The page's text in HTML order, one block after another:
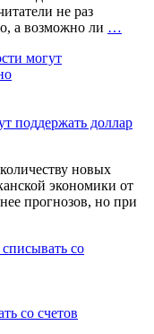
не раз
а возможно ли …
поддержать доллар
новых
экономики от
прогнозов, но при
со счетов